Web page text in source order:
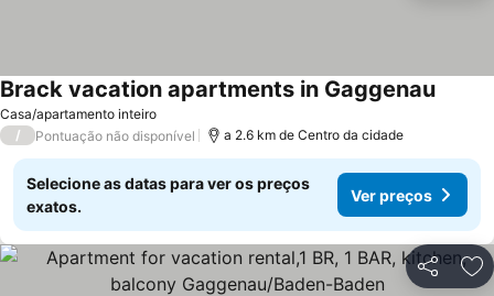
Casa/apartamento inteiro
Brack vacation apartments in Gaggenau
/ Pontuação não disponível a 2.6 km de Centro da cidade
Selecione as datas para ver os preços
exatos.
Ver preços
Partilhar